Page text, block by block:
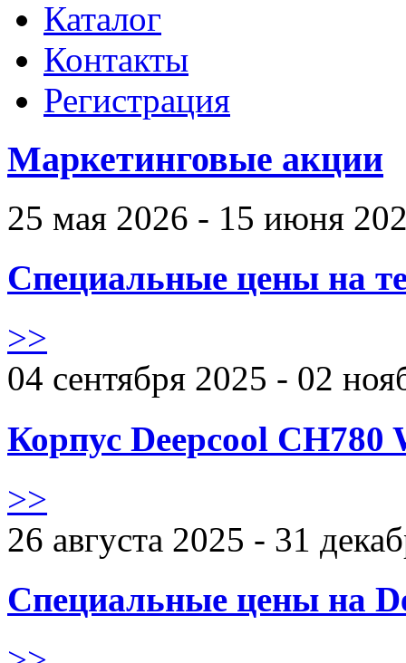
Каталог
Контакты
Регистрация
Маркетинговые акции
25 мая 2026 - 15 июня
Специальные цены на
>>
04 сентября 2025 - 02
Корпус Deepcool CH780
>>
26 августа 2025 - 31
Специальные цены на